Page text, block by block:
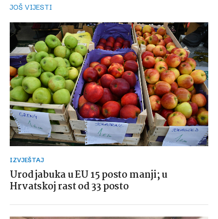
JOŠ VIJESTI
IZVJEŠTAJ
Urod jabuka u EU 15 posto manji; u
Hrvatskoj rast od 33 posto